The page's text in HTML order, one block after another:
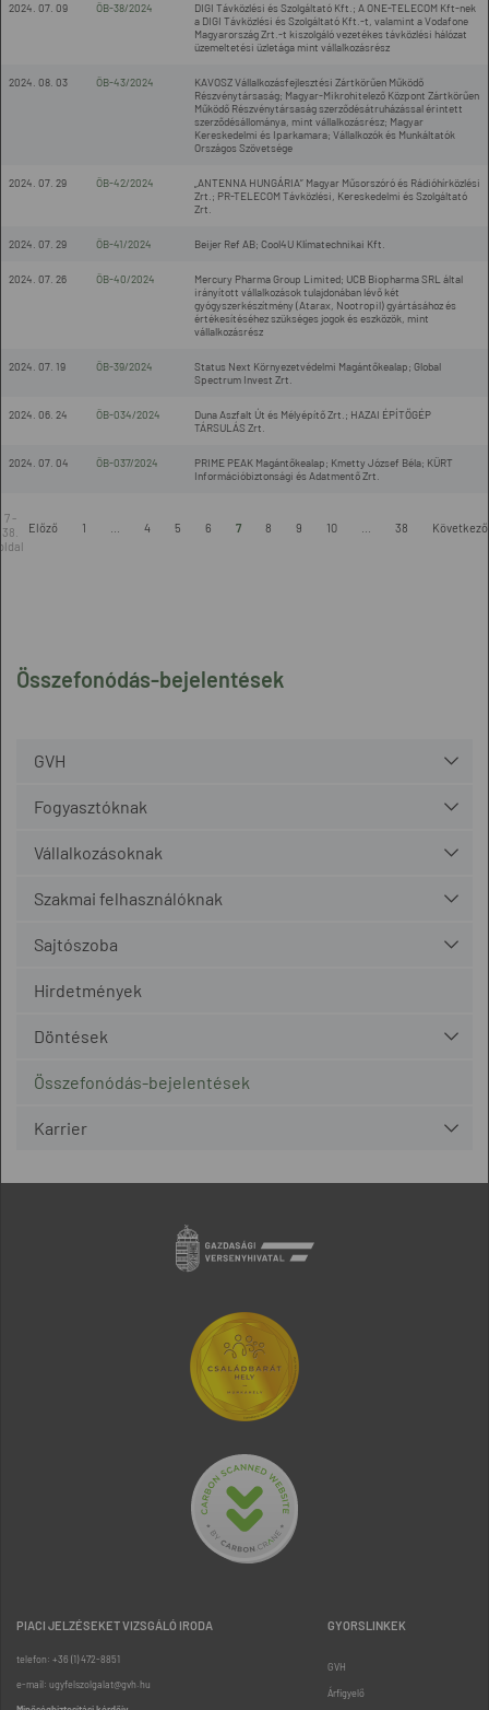
Összefonódás-bejelentések
GVH
Fogyasztóknak
Vállalkozásoknak
Szakmai felhasználóknak
Sajtószoba
Hirdetmények
Döntések
Összefonódás-bejelentések
Karrier
2024. 07. 09 ÖB-38/2024
DIGI Távközlési és Szolgáltató Kft.; A ONE-TELECOM Kft-nek
a DIGI Távközlési és Szolgáltató Kft.-t, valamint a Vodafone
Magyarország Zrt.-t kiszolgáló vezetékes távközlési hálózat
üzemeltetési üzletága mint vállalkozásrész
2024. 08. 03 ÖB-43/2024
KAVOSZ Vállalkozásfejlesztési Zártkörűen Működő
Részvénytársaság; Magyar-Mikrohitelező Központ Zártkörűen
Működő Részvénytársaság szerződésátruházással érintett
szerződésállománya, mint vállalkozásrész; Magyar
Kereskedelmi és Iparkamara; Vállalkozók és Munkáltatók
Országos Szövetsége
2024. 07. 29 ÖB-42/2024
„ANTENNA HUNGÁRIA” Magyar Műsorszóró és Rádióhírközlési
Zrt.; PR-TELECOM Távközlési, Kereskedelmi és Szolgáltató
Zrt.
2024. 07. 29 ÖB-41/2024 Beijer Ref AB; Cool4U Klímatechnikai Kft.
2024. 07. 26 ÖB-40/2024
Mercury Pharma Group Limited; UCB Biopharma SRL által
irányított vállalkozások tulajdonában lévő két
gyógyszerkészítmény (Atarax, Nootropil) gyártásához és
értékesítéséhez szükséges jogok és eszközök, mint
vállalkozásrész
2024. 07. 19 ÖB-39/2024
Status Next Környezetvédelmi Magántőkealap; Global
Spectrum Invest Zrt.
2024. 06. 24 ÖB-034/2024
Duna Aszfalt Út és Mélyépítő Zrt.; HAZAI ÉPÍTŐGÉP
TÁRSULÁS Zrt.
2024. 07. 04 ÖB-037/2024
PRIME PEAK Magántőkealap; Kmetty József Béla; KÜRT
Információbiztonsági és Adatmentő Zrt.
7 -
38.
Előző 1 4 5 6 7 8 9 10 38 Következő
PIACI JELZÉSEKET VIZSGÁLÓ IRODA
telefon: +36 (1) 472-8851
e-mail: ugyfelszolgalat@gvh.hu
GYORSLINKEK
GVH
Árfigyelő